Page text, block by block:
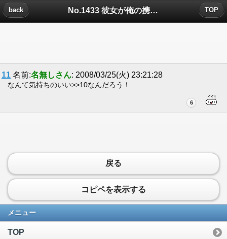
No.1433 彼女が俺の携帯見てましたについたコメント
back TOP
11 名前:名無しさん: 2008/03/25(火) 23:21:28
なんて気持ちのいい>>10なんだろう！
6
戻る
コピペを表示する
メニュー
TOP